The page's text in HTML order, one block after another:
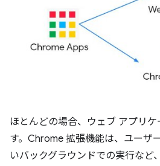
ほとんどの場合、ウェブ アプリ
す。Chrome 拡張機能は、ユーザ
いバックグラウンドでの実行など